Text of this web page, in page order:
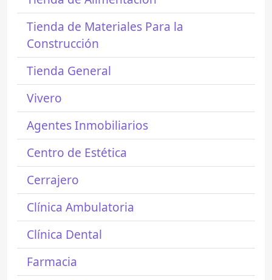
Tienda de Materiales Para la
Construcción
Tienda General
Vivero
Agentes Inmobiliarios
Centro de Estética
Cerrajero
Clínica Ambulatoria
Clínica Dental
Farmacia